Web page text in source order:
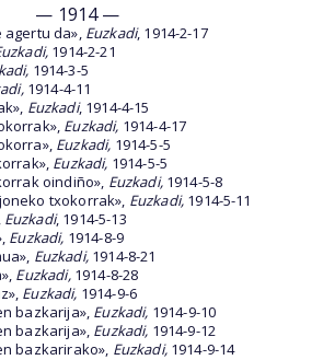
— 1914 —
agertu da», Euzkadi, 1914-2-17
1914-2-21
1914-3-5
1914-4-11
Euzkadi, 1914-4-15
Euzkadi, 1914-4-17
Euzkadi, 1914-5-5
Euzkadi, 1914-5-5
oindiño», Euzkadi, 1914-5-8
txokorrak», Euzkadi, 1914-5-11
Euzkadi, 1914-5-13
Euzkadi, 1914-8-9
Euzkadi, 1914-8-21
Euzkadi, 1914-8-28
Euzkadi, 1914-9-6
bazkarija», Euzkadi, 1914-9-10
bazkarija», Euzkadi, 1914-9-12
bazkarirako», Euzkadi, 1914-9-14